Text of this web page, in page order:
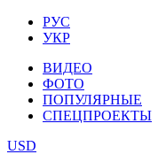
РУС
УКР
ВИДЕО
ФОТО
ПОПУЛЯРНЫЕ
СПЕЦПРОЕКТЫ
USD